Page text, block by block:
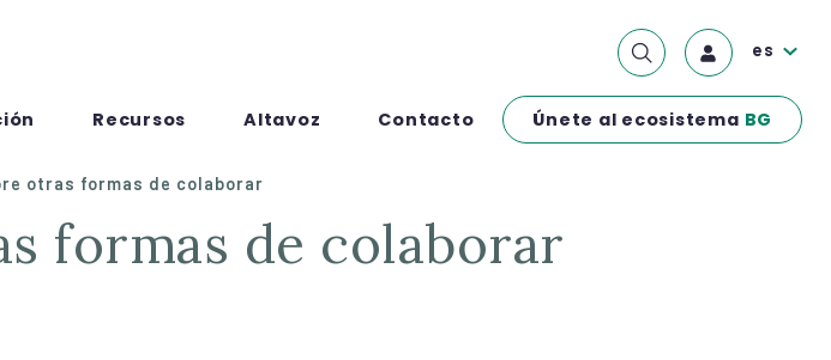
Recursos Altavoz Contacto Únete al ecosistema BG
es
otras formas de colaborar
formas de colaborar